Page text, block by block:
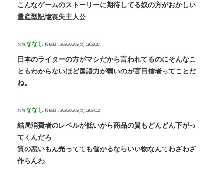
こんなゲームのストーリーに期待してる奴の方がおかしい
量産型記憶喪失主人公
名前:ななし 投稿日：2026/06/03(水) 19:50:37
日本のライターの方がマシだから言われてるのにそんなこ
ともわからないほど国語力が弱いのが盲目信者ってことだ
ね。
名前:ななし 投稿日：2026/06/03(水) 19:54:12
結局消費者のレベルが低いから商品の質もどんどん下がっ
てくんだろ
質の悪いもん売ってても儲かるならいい物なんてわざわざ
作らんわ